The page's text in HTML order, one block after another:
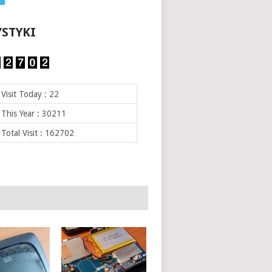
Today : 22
Year : 30211
Visit : 162702